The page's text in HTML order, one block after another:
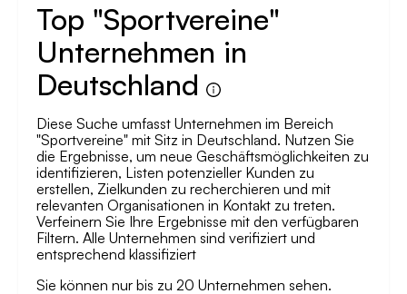
Top "Sportvereine"
Unternehmen in
Deutschland
Diese Suche umfasst Unternehmen im Bereich
"Sportvereine" mit Sitz in Deutschland. Nutzen Sie
die Ergebnisse, um neue Geschäftsmöglichkeiten zu
identifizieren, Listen potenzieller Kunden zu
erstellen, Zielkunden zu recherchieren und mit
relevanten Organisationen in Kontakt zu treten.
Verfeinern Sie Ihre Ergebnisse mit den verfügbaren
Filtern. Alle Unternehmen sind verifiziert und
entsprechend klassifiziert
Sie können nur bis zu 20 Unternehmen sehen.